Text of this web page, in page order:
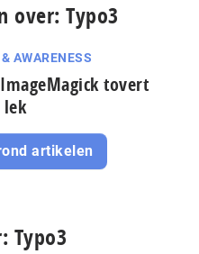
over: Typo3
AWARENESS
tovert
lek
artikelen
Typo3